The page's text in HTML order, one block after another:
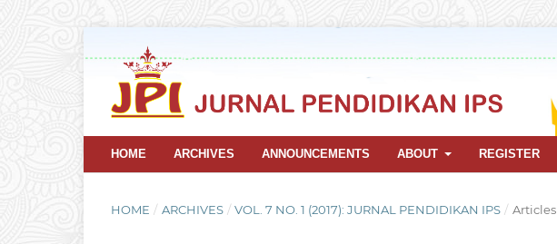
HOME ARCHIVES ANNOUNCEMENTS ABOUT REGISTER
HOME / ARCHIVES / VOL. 7 NO. 1 (2017): JURNAL PENDIDIKAN IPS / Articles